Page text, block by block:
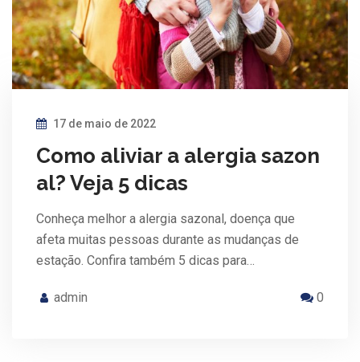
17 de maio de 2022
Como aliviar a alergia sazon
al? Veja 5 dicas
Conheça melhor a alergia sazonal, doença que
afeta muitas pessoas durante as mudanças de
estação. Confira também 5 dicas para…
admin 0